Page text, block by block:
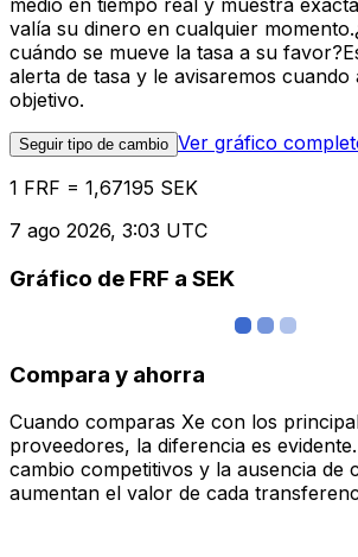
medio en tiempo real y muestra
valía su dinero en cualquier
cuándo se mueve la tasa a su
alerta de tasa y le avisaremos cuando
objetivo.
Seguir tipo de cambio Ver gráfico
1 FRF = 1,67195 SEK
7 ago 2026, 3:03 UTC
Gráfico de FRF a SEK
Compara y ahorra
Cuando comparas Xe con los
proveedores, la diferencia es
cambio competitivos y la ausencia de
aumentan el valor de cada